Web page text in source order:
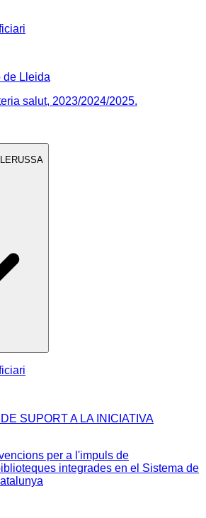
de Lleida
salut, 2023/2024/2025.
SUPORT A LA INICIATIVA
per a l'impuls de
integrades en el Sistema de